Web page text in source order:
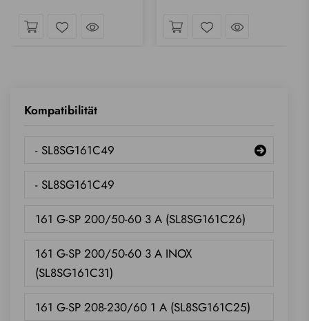
Kompatibilität
- SL8SG161C49
- SL8SG161C49
161 G-SP 200/50-60 3 A (SL8SG161C26)
161 G-SP 200/50-60 3 A INOX
(SL8SG161C31)
161 G-SP 208-230/60 1 A (SL8SG161C25)
hineinwerfen
Einen Blick hineinwerfen
Einen Blick